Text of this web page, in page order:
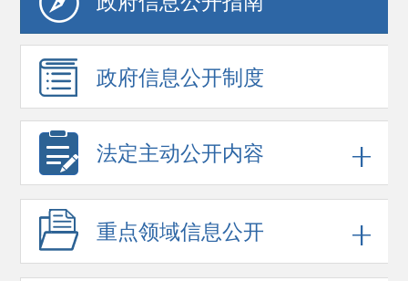
政府信息公开制度
法定主动公开内容
重点领域信息公开